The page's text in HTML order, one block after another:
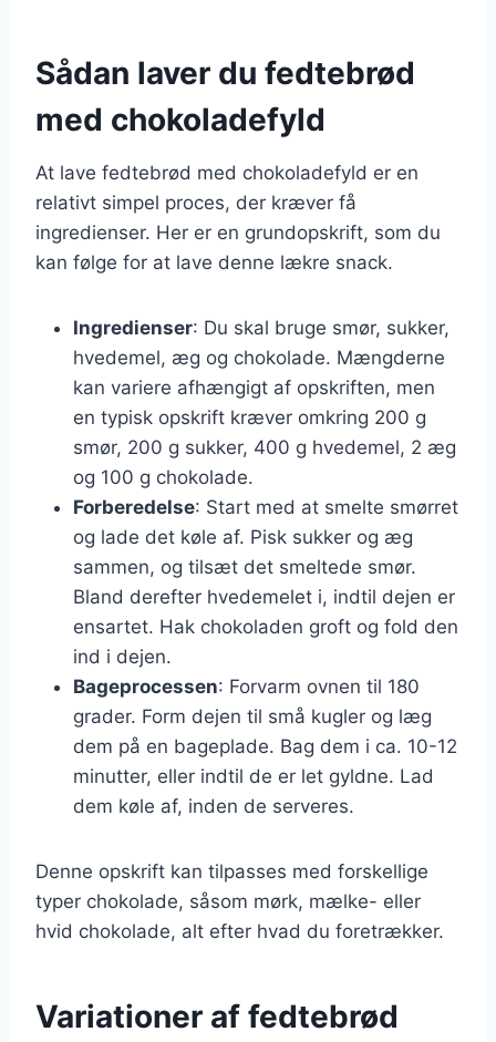
Sådan laver du fedtebrød
med chokoladefyld
At lave fedtebrød med chokoladefyld er en
relativt simpel proces, der kræver få
ingredienser. Her er en grundopskrift, som du
kan følge for at lave denne lækre snack.
Ingredienser: Du skal bruge smør, sukker,
hvedemel, æg og chokolade. Mængderne
kan variere afhængigt af opskriften, men
en typisk opskrift kræver omkring 200 g
smør, 200 g sukker, 400 g hvedemel, 2 æg
og 100 g chokolade.
Forberedelse: Start med at smelte smørret
og lade det køle af. Pisk sukker og æg
sammen, og tilsæt det smeltede smør.
Bland derefter hvedemelet i, indtil dejen er
ensartet. Hak chokoladen groft og fold den
ind i dejen.
Bageprocessen: Forvarm ovnen til 180
grader. Form dejen til små kugler og læg
dem på en bageplade. Bag dem i ca. 10-12
minutter, eller indtil de er let gyldne. Lad
dem køle af, inden de serveres.
Denne opskrift kan tilpasses med forskellige
typer chokolade, såsom mørk, mælke- eller
hvid chokolade, alt efter hvad du foretrækker.
Variationer af fedtebrød